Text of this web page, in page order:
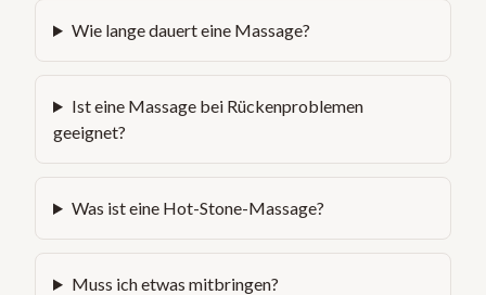
Wie lange dauert eine Massage?
Ist eine Massage bei Rückenproblemen
geeignet?
Was ist eine Hot-Stone-Massage?
Muss ich etwas mitbringen?